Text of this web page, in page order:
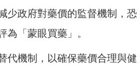
少政府對藥價的監督機制，恐
「蒙眼買藥」。
代機制，以確保藥價合理與健